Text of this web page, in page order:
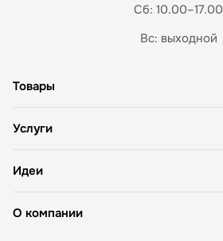
Сб: 10.00–17.00
Вс: выходной
О компании
Товары
Услуги
Идеи